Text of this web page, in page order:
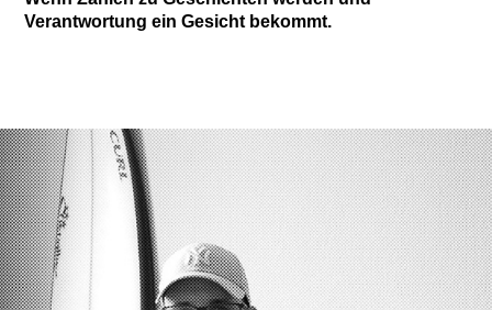
Verantwortung ein Gesicht bekommt.